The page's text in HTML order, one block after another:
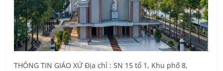
THÔNG TIN GIÁO XỨ Địa chỉ : SN 15 tổ 1, Khu phố 8,